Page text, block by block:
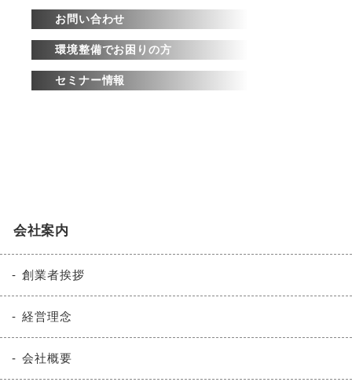
お問い合わせ
環境整備でお困りの方
セミナー情報
会社案内
創業者挨拶
経営理念
会社概要